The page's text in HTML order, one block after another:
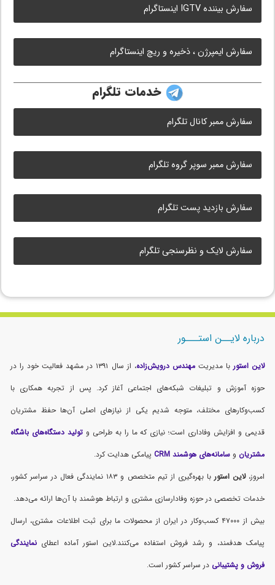
سفارش بیننده IGTV اینستاگرام
سفارش ایمپرژن ، ذخیره و ریچ اینستاگرام
خدمات تلگرام
سفارش ممبر کانال تلگرام
سفارش ممبر سوپر گروه تلگرام
سفارش بازدید پست تلگرام
سفارش لایک و نظرسنجی تلگرام